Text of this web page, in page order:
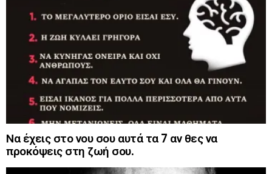
Να έχεις στο νου σου αυτά τα 7 αν θες να
προκόψεις στη ζωή σου.